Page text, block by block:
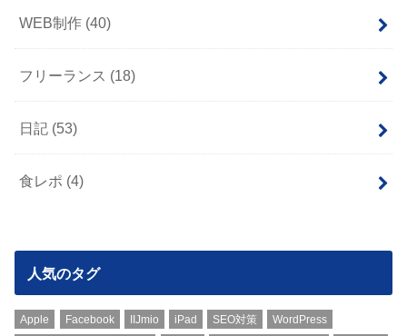
WEB制作 (40)
フリーランス (18)
日記 (53)
食レポ (4)
人気のタグ
Apple Facebook IIJmio iPad SEO対策
WordPress